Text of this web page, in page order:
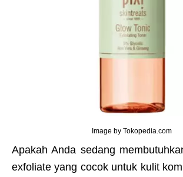
Image by Tokopedia.com
Apakah Anda sedang
exfoliate yang cocok untuk kulit